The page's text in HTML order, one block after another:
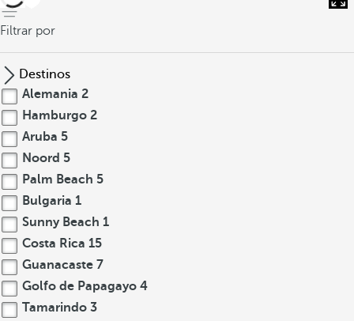
Filtrar por
Destinos
Alemania 2
Hamburgo 2
Aruba 5
Noord 5
Palm Beach 5
Bulgaria 1
Sunny Beach 1
Costa Rica 15
Guanacaste 7
Golfo de Papagayo 4
Tamarindo 3